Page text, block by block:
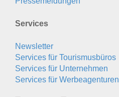
Services
Newsletter
Services für Tourismusbüros
Services für Unternehmen
Services für Werbeagenturen